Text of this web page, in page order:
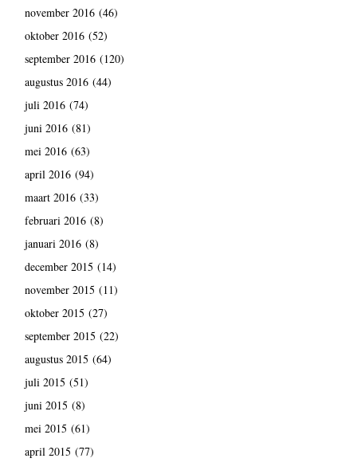
november 2016(46)
oktober 2016(52)
september 2016(120)
augustus 2016(44)
juli 2016(74)
juni 2016(81)
mei 2016(63)
april 2016(94)
maart 2016(33)
februari 2016(8)
januari 2016(8)
december 2015 (14)
november 2015 (11)
oktober 2015 (27)
september 2015 (22)
augustus 2015 (64)
juli 2015 (51)
juni 2015 (8)
mei 2015 (61)
april 2015 (77)